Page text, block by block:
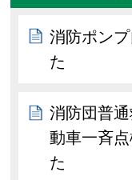
消防ポン
た
消防団普
動車一斉
た